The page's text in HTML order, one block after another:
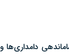
دامداری‌ها و